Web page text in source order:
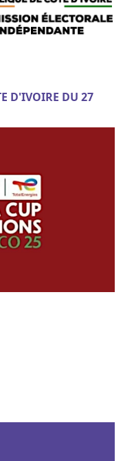
D'IVOIRE DU 27